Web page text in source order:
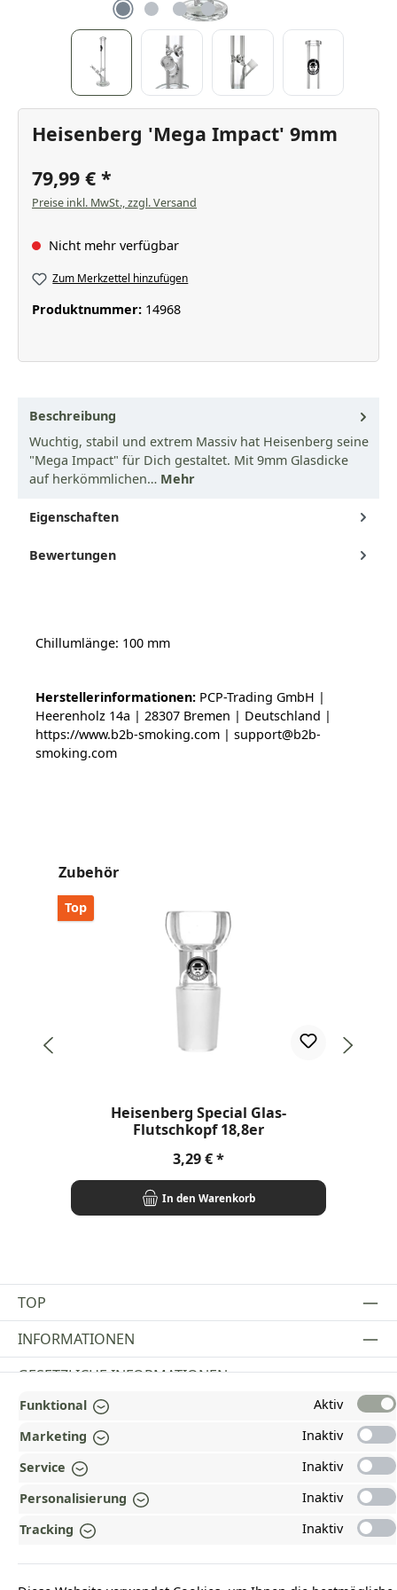
Heisenberg 'Mega Impact' 9mm
79,99 €
Preise inkl. MwSt., zzgl. Versand
Nicht mehr verfügbar
Zum Merkzettel hinzufügen
Produktnummer: 14968
Beschreibung
Wuchtig, stabil und extrem Massiv hat Heisenberg seine
"Mega Impact" für Dich gestaltet. Mit 9mm Glasdicke
auf herkömmlichen… Mehr
Eigenschaften
Bewertungen
Chillumlänge: 100 mm
Herstellerinformationen: PCP-Trading GmbH |
Heerenholz 14a | 28307 Bremen | Deutschland |
https://www.b2b-smoking.com | support@b2b-
smoking.com
Produktgalerie überspringen
Zubehör
Top
Heisenberg Special Glas-
Flutschkopf 18,8er
Regulärer Preis:
3,29 €
In den Warenkorb
TOP
Vertrag widerrufen
INFORMATIONEN
GESETZLICHE INFORMATIONEN
ZAHLUNGS- UND VERSANDARTEN
AUSGEZEICHNET UND ZERTIFIZIERT!
UNSERE COMMUNITIES
Funktional
Aktiv
Marketing
Inaktiv
Service
Inaktiv
Personalisierung
Inaktiv
Tracking
Inaktiv